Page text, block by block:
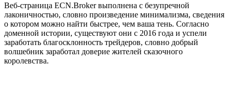
Веб-страница ECN.Broker выполнена с безупречной
лаконичностью, словно произведение минимализма, сведения
о котором можно найти быстрее, чем ваша тень. Согласно
доменной истории, существуют они с 2016 года и успели
заработать благосклонность трейдеров, словно добрый
волшебник заработал доверие жителей сказочного
королевства.